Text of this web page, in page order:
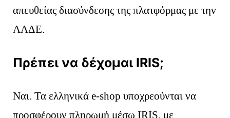
απευθείας διασύνδεσης της πλατφόρμας με την
ΑΑΔΕ.
Πρέπει να δέχομαι IRIS;
Ναι. Τα ελληνικά e-shop υποχρεούνται να
προσφέρουν πληρωμή μέσω IRIS, με